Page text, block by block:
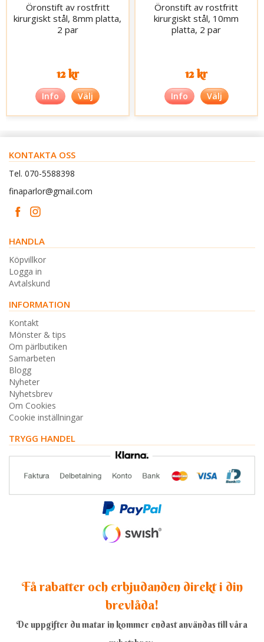
Öronstift av rostfritt
kirurgiskt stål, 8mm platta,
2 par
12 kr
Info Välj
Öronstift av rostfritt
kirurgiskt stål, 10mm
platta, 2 par
12 kr
Info Välj
KONTAKTA OSS
Tel. 070-5588398
finaparlor@gmail.com
HANDLA
Köpvillkor
Logga in
Avtalskund
INFORMATION
Kontakt
Mönster & tips
Om pärlbutiken
Samarbeten
Blogg
Nyheter
Nyhetsbrev
Om Cookies
Cookie inställningar
TRYGG HANDEL
Få rabatter och erbjudanden direkt i din
brevlåda!
De uppgifter du matar in kommer endast användas till våra